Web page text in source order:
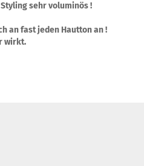
sehr voluminös !
an fast jeden Hautton an !
wirkt.